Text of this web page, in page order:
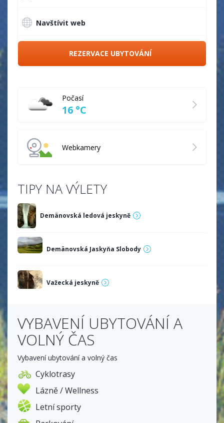
Navštívit web
REZERVACE UBYTOVÁNÍ
Počasí
16 °C
Webkamery
TIPY NA VÝLETY
Demänovská ledová jeskyně
Demänovská Jaskyňa Slobody
Važecká jeskyně
VYBAVENÍ UBYTOVÁNÍ A
VOLNÝ ČAS
Vybavení ubytování a volný čas
Cyklotrasy
Lázně / Wellness
Letní sporty